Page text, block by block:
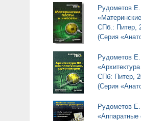
Рудометов
СПб.: Питер,
(Серия
Рудометов
СПб: Питер,
(Серия
Рудометов
«Аппаратные